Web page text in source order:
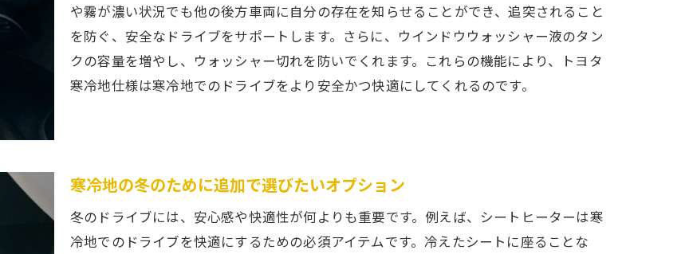
や霧が濃い状況でも他の後方車両に自分の存在を知らせることができ、追突されること
を防ぐ、安全なドライブをサポートします。さらに、ウインドウウォッシャー液のタン
クの容量を増やし、ウォッシャー切れを防いでくれます。これらの機能により、トヨタ
寒冷地仕様は寒冷地でのドライブをより安全かつ快適にしてくれるのです。
寒冷地の冬のために追加で選びたいオプション
冬のドライブには、安心感や快適性が何よりも重要です。例えば、シートヒーターは寒
冷地でのドライブを快適にするための必須アイテムです。冷えたシートに座ることな